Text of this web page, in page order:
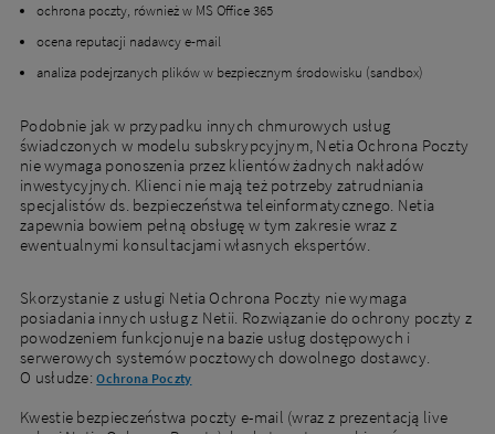
ochrona poczty, również w MS Office 365
ocena reputacji nadawcy e-mail
analiza podejrzanych plików w bezpiecznym środowisku (sandbox)
Podobnie jak w przypadku innych chmurowych usług
świadczonych w modelu subskrypcyjnym, Netia Ochrona Poczty
nie wymaga ponoszenia przez klientów żadnych nakładów
inwestycyjnych. Klienci nie mają też potrzeby zatrudniania
specjalistów ds. bezpieczeństwa teleinformatycznego. Netia
zapewnia bowiem pełną obsługę w tym zakresie wraz z
ewentualnymi konsultacjami własnych ekspertów.
Skorzystanie z usługi Netia Ochrona Poczty nie wymaga
posiadania innych usług z Netii. Rozwiązanie do ochrony poczty z
powodzeniem funkcjonuje na bazie usług dostępowych i
serwerowych systemów pocztowych dowolnego dostawcy.
O usłudze:Ochrona Poczty
Kwestie bezpieczeństwa poczty e-mail (wraz z prezentacją live